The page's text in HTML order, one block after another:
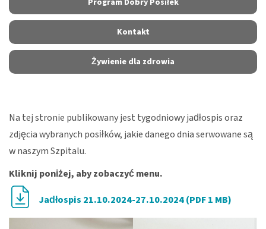
Program Dobry Posiłek
Kontakt
Żywienie dla zdrowia
Na tej stronie publikowany jest tygodniowy jadłospis oraz
zdjęcia wybranych posiłków, jakie danego dnia serwowane są
w naszym Szpitalu.
Kliknij poniżej, aby zobaczyć menu.
Jadłospis 21.10.2024-27.10.2024 (PDF 1 MB)